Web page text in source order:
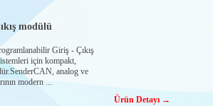
modülü
Giriş - Çıkış
için kompakt,
analog ve
modern ...
Ürün Detayı →